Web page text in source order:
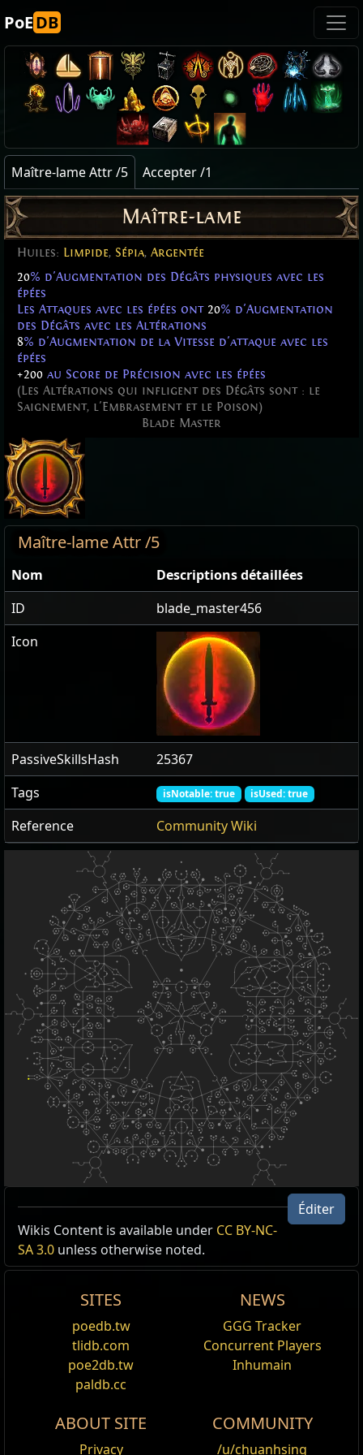
PoEDB
Maître-lame Attr /5 Accepter /1
Maître-lame
Huiles: Limpide, Sépia, Argentée
20% d'Augmentation des Dégâts physiques avec les
épées
Les Attaques avec les épées ont 20% d'Augmentation
des Dégâts avec les Altérations
8% d'Augmentation de la Vitesse d'attaque avec les
épées
+200 au Score de Précision avec les épées
(Les Altérations qui infligent des Dégâts sont : le
Saignement, l'Embrasement et le Poison)
Blade Master
Maître-lame Attr /5
Nom
Descriptions détaillées
ID
blade_master456
Icon
PassiveSkillsHash
25367
Tags
isNotable: true isUsed: true
Reference Community Wiki
Type Items
Result
Unique,
Huile
Huile
sépia
Huile
argentée
Maître-lame
physiques avec les épées
Les Attaques avec les épées ont
% d'Augmentation des Dégâts
au Score de Précision avec
Éditer
Wikis Content is available under CC BY-NC-
SA 3.0 unless otherwise noted.
SITES
poedb.tw
tlidb.com
poe2db.tw
paldb.cc
NEWS
GGG Tracker
Concurrent Players
Inhumain
ABOUT SITE
Privacy
COMMUNITY
/u/chuanhsing